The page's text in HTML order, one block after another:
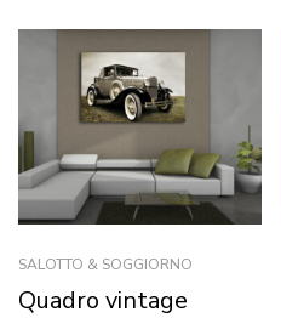
SALOTTO & SOGGIORNO
Quadro vintage